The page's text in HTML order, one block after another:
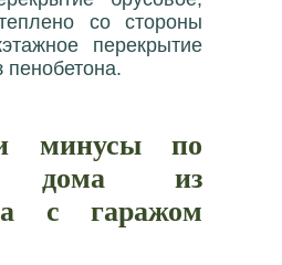
со стороны
перекрытие
пенобетона.
минусы по
дома из
с гаражом